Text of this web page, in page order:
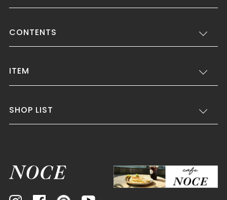
CONTENTS
ITEM
SHOP LIST